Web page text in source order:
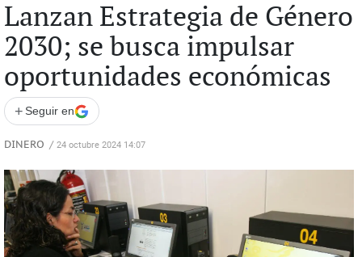
Lanzan Estrategia de Género
2030; se busca impulsar
oportunidades económicas
+ Seguir en
DINERO / 24 octubre 2024 14:07